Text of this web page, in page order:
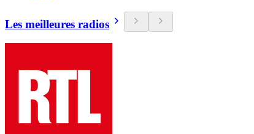
Les meilleures radios